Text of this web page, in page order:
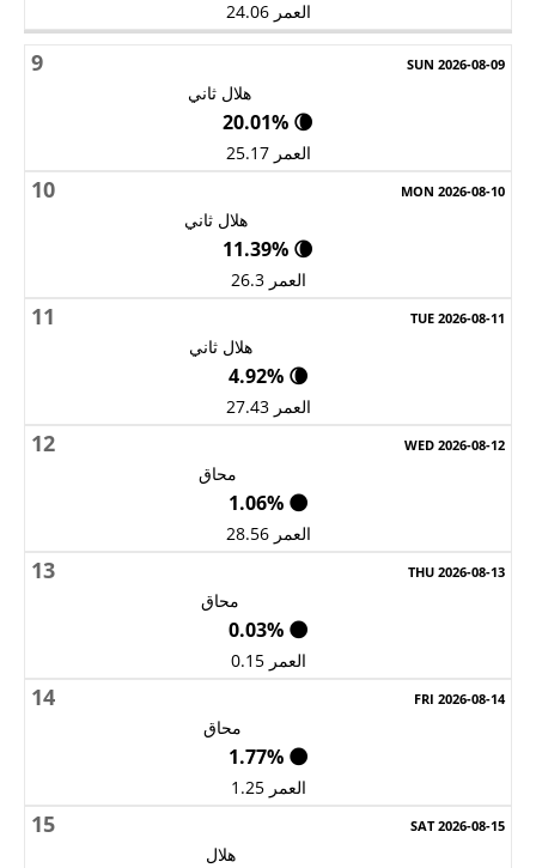
العمر 24.06
9
هلال ثاني
🌘 20.01%
العمر 25.17
10
هلال ثاني
🌘 11.39%
العمر 26.3
11
هلال ثاني
🌘 4.92%
العمر 27.43
12
محاق
🌑 1.06%
العمر 28.56
13
محاق
🌑 0.03%
العمر 0.15
14
محاق
🌑 1.77%
العمر 1.25
15
هلال